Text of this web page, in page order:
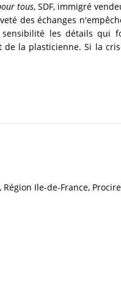
tous, SDF, immigré
des échanges
les détails qui
la plasticienne. Si la
Région Ile-de-France,